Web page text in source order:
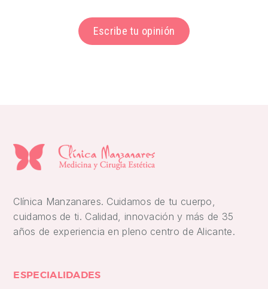
Escribe tu opinión
Clínica Manzanares. Cuidamos de tu cuerpo,
cuidamos de ti. Calidad, innovación y más de 35
años de experiencia en pleno centro de Alicante.
ESPECIALIDADES